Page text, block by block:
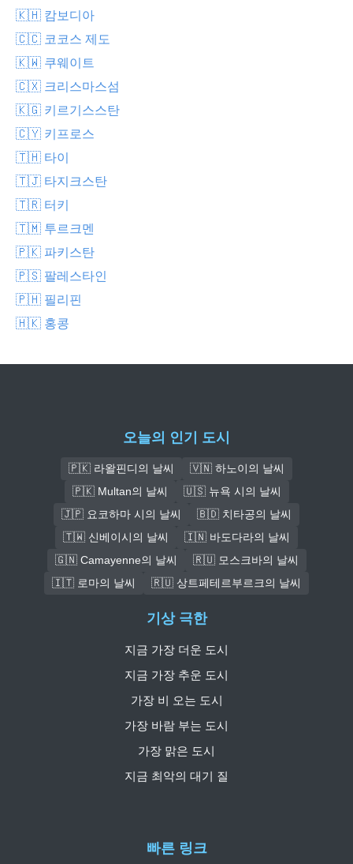
🇰🇭 캄보디아
🇨🇨 코코스 제도
🇰🇼 쿠웨이트
🇨🇽 크리스마스섬
🇰🇬 키르기스스탄
🇨🇾 키프로스
🇹🇭 타이
🇹🇯 타지크스탄
🇹🇷 터키
🇹🇲 투르크멘
🇵🇰 파키스탄
🇵🇸 팔레스타인
🇵🇭 필리핀
🇭🇰 홍콩
오늘의 인기 도시
🇵🇰 라왈핀디의 날씨
🇻🇳 하노이의 날씨
🇵🇰 Multan의 날씨
🇺🇸 뉴욕 시의 날씨
🇯🇵 요코하마 시의 날씨
🇧🇩 치타공의 날씨
🇹🇼 신베이시의 날씨
🇮🇳 바도다라의 날씨
🇬🇳 Camayenne의 날씨
🇷🇺 모스크바의 날씨
🇮🇹 로마의 날씨
🇷🇺 상트페테르부르크의 날씨
빠른 링크
기상 극한
지금 가장 더운 도시
지금 가장 추운 도시
가장 비 오는 도시
가장 바람 부는 도시
가장 맑은 도시
지금 최악의 대기 질